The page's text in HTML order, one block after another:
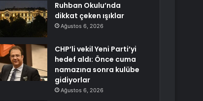
Ruhban Okulu’nda
dikkat çeken ışıklar
Ağustos 6, 2026
CHP’li vekil Yeni Parti’yi
hedef aldı: Önce cuma
namazına sonra kulübe
gidiyorlar
Ağustos 6, 2026